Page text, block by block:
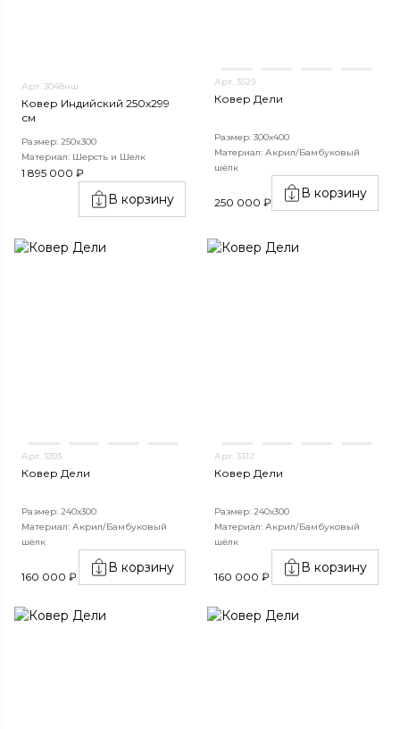
Арт. 3048нш
Ковер Индийский 250x299
см
Размер: 250x300
Материал: Шерсть и Шелк
1 895 000 ₽
В корзину
Арт. 3529
Ковер Дели
Размер: 300х400
Материал: Акрил/Бамбуковый
шёлк
250 000 ₽
В корзину
Арт. 3393
Ковер Дели
Размер: 240х300
Материал: Акрил/Бамбуковый
шёлк
160 000 ₽
В корзину
Арт. 3312
Ковер Дели
Размер: 240х300
Материал: Акрил/Бамбуковый
шёлк
160 000 ₽
В корзину